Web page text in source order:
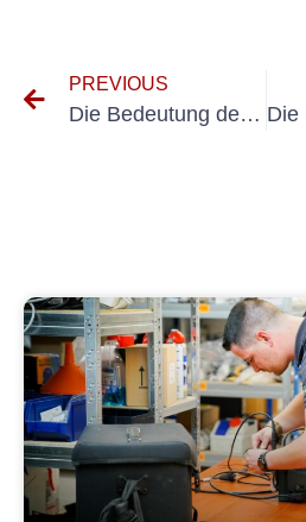
PREVIOUS
Die Bedeutung der VDS Elektroprüfung zur Gewährleistung der elektrischen Sicherheit